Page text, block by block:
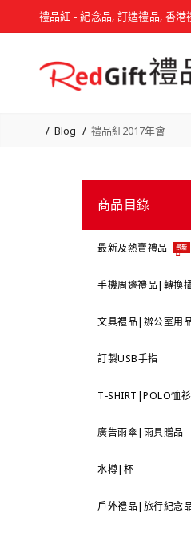
禮品紅 - 紀念品, 訂造禮品, 香港
Blog 禮品紅2017年會
商品目錄
最新及熱賣禮品 最新
手機周邊禮品|轉換
文具禮品|辦公室用
訂製USB手指
T-SHIRT|POLO恤
廣告雨傘|雨具贈品
水樽|杯
戶外禮品|旅行紀念